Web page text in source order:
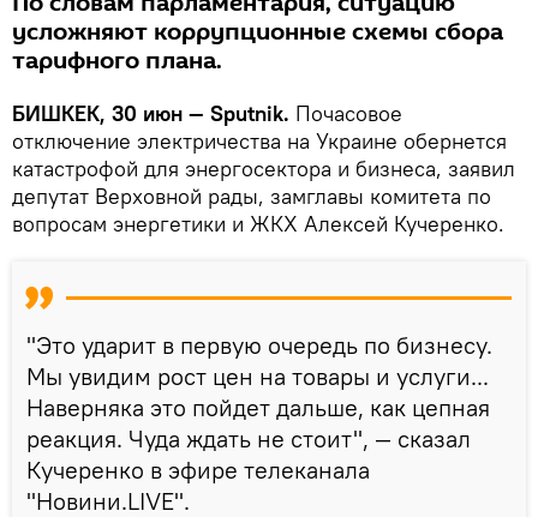
усложняют коррупционные схемы сбора
тарифного плана.
БИШКЕК, 30 июн — Sputnik. Почасовое
отключение электричества на Украине обернется
катастрофой для энергосектора и бизнеса, заявил
депутат Верховной рады, замглавы комитета по
вопросам энергетики и ЖКХ Алексей Кучеренко.
"Это ударит в первую очередь по бизнесу.
Мы увидим рост цен на товары и услуги...
Наверняка это пойдет дальше, как цепная
реакция. Чуда ждать не стоит", — сказал
Кучеренко в эфире телеканала
"Новини.LIVE".